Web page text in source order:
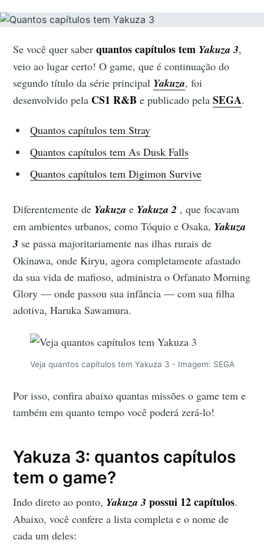
Se você quer saberquantos capítulos tem Yakuza 3,
veio ao lugar certo! O game, que é continuação do
segundo título da série principal Yakuza, foi
desenvolvido pela CS1 R&B e publicado pelaSEGA.
Quantos capítulos tem Stray
Quantos capítulos tem As Dusk Falls
Quantos capítulos tem Digimon Survive
Diferentemente de Yakuza e Yakuza 2 , que focavam
em ambientes urbanos, como Tóquio e Osaka, Yakuza
3 se passa majoritariamente nas ilhas rurais de
Okinawa, onde Kiryu, agora completamente afastado
da sua vida de mafioso, administra o Orfanato Morning
Glory — onde passou sua infância — com sua filha
adotiva, Haruka Sawamura.
Veja quantos capítulos tem Yakuza 3 - Imagem: SEGA
Por isso, confira abaixo quantas missões o game tem e
também em quanto tempo você poderá zerá-lo!
Yakuza 3: quantos capítulos
tem o game?
Indo direto ao ponto, Yakuza 3 possui 12 capítulos.
Abaixo, você confere a lista completa e o nome de
cada um deles: